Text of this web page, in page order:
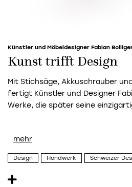
Künstler und Möbeldesigner Fabian
Kunst trifft Design
Mit Stichsäge, Akkuschrauber
fertigt Künstler und Designer
Werke, die später seine
Design Handwerk Schweizer